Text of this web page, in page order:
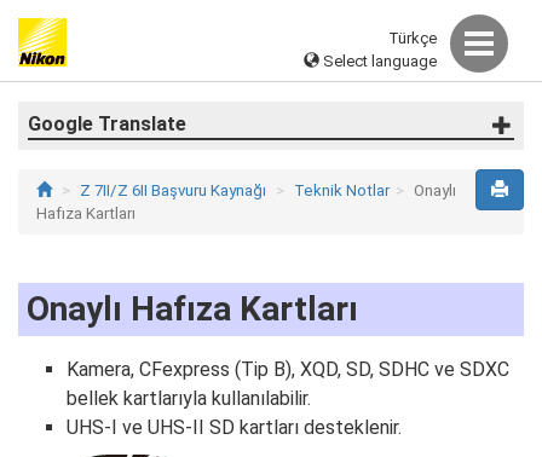
Türkçe
Select language
Google Translate
Z 7II/Z 6II Başvuru Kaynağı Teknik Notlar
Onaylı
Hafıza Kartları
Onaylı Hafıza Kartları
Kamera, CFexpress (Tip B), XQD, SD, SDHC ve SDXC
bellek kartlarıyla kullanılabilir.
UHS‑I ve UHS‑II SD kartları desteklenir.